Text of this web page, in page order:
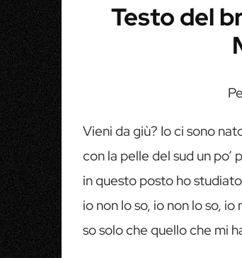
Testo del
Vieni da giù? Io ci sono
con la pelle del sud un po’
in questo posto ho
io non lo so, io non lo so, io
so solo che quello che mi